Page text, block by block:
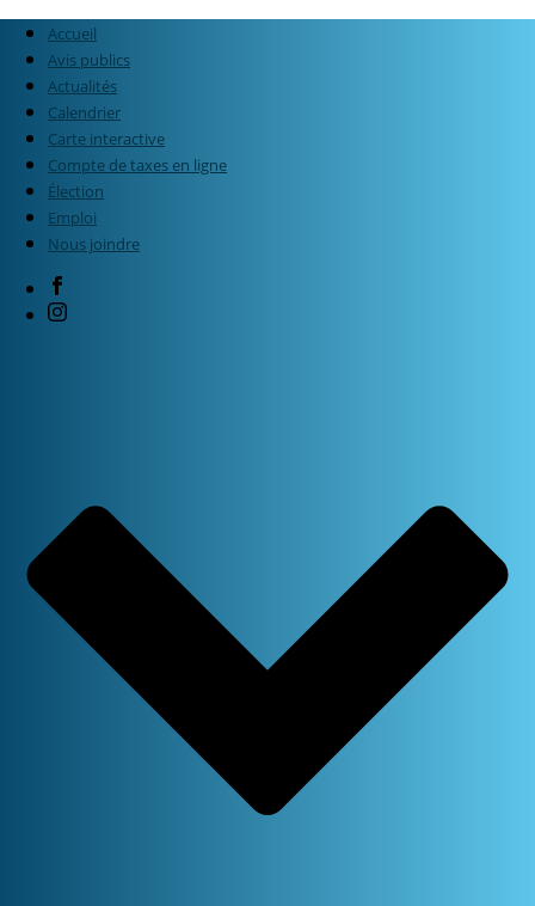
Accueil
Avis publics
Actualités
Calendrier
Carte interactive
Compte de taxes en ligne
Élection
Emploi
Nous joindre